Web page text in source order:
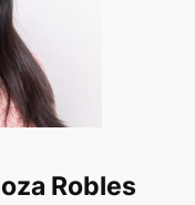
Robles